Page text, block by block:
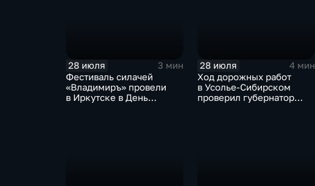
28 июля
3 мин
Фестиваль силачей
«Владимиръ» провели
в Иркутске в День
28 июля
4 мин
Ход дорожных работ
в Усолье-Сибирском
проверил губернатор